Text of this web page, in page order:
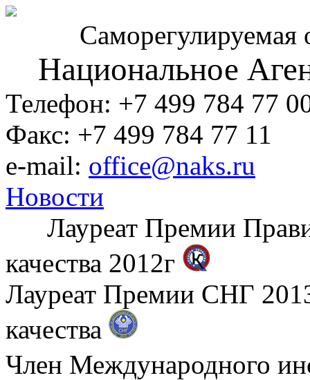
Саморегулируемая
Национальное
Телефон: +7 499 784 77
Факс: +7 499 784 77 11
e-mail: office@naks.ru
Новости
Лауреат Премии
качества 2012г
Лауреат Премии СНГ
качества
Член Международного